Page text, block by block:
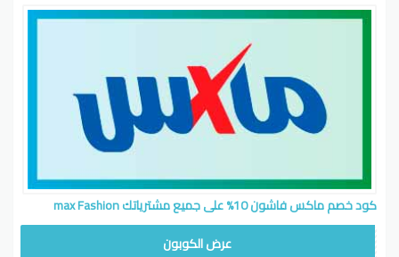
كود خصم ماكس فاشون 10% على جميع مشترياتك max Fashion
عرض الكوبون